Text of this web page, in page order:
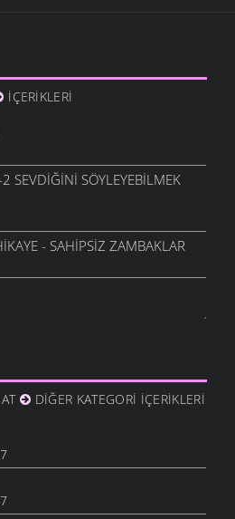
İÇERIKLERI
SEVDIĞINI SÖYLEYEBILMEK
- SAHIPSIZ ZAMBAKLAR
DIĞER KATEGORI İÇERIKLERI